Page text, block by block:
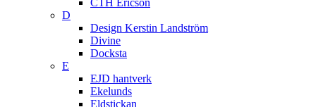
CTH Ericson
D
Design Kerstin Landström
Divine
Docksta
E
EJD hantverk
Ekelunds
Eldstickan